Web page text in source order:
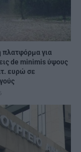
πλατφόρμα για
de minimis ύψους
ευρώ σε